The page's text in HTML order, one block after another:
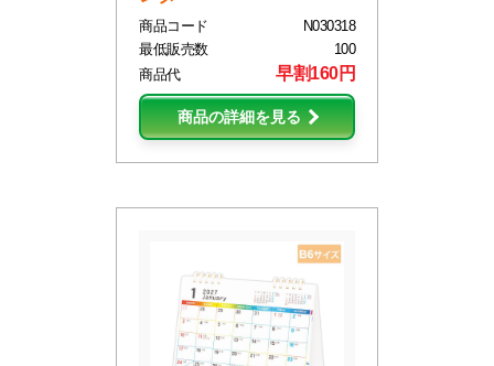
商品コード
N030318
最低販売数
100
商品代
早割160円
商品の詳細を見る